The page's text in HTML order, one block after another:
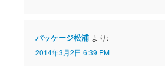
パッケージ松浦 より:
2014年3月2日 6:39 PM